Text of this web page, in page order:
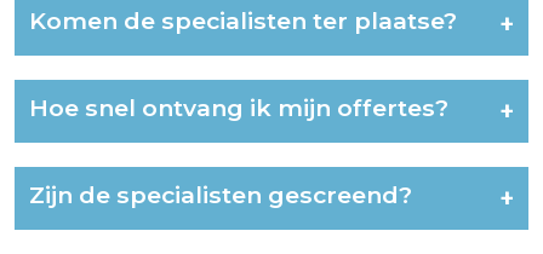
Komen de specialisten ter plaatse? +
Hoe snel ontvang ik mijn offertes? +
Zijn de specialisten gescreend? +